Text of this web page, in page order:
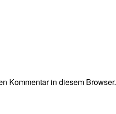
Kommentar in diesem Browser.